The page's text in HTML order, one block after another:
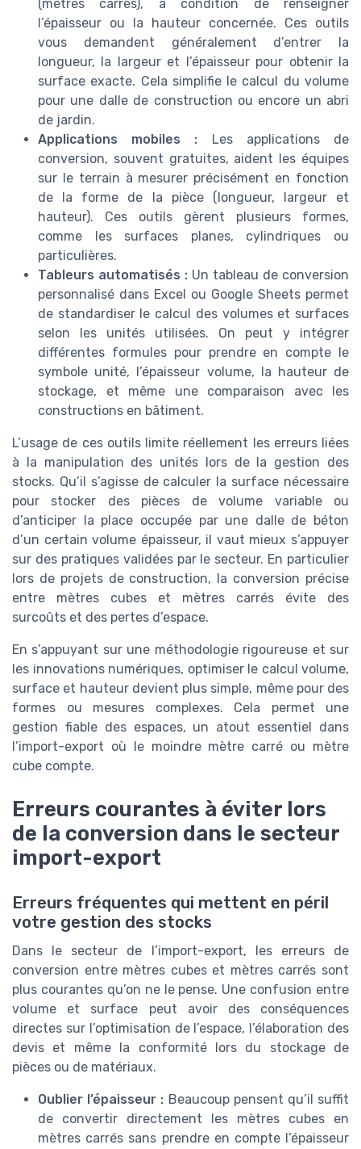
(mètres carrés), à condition de renseigner
l’épaisseur ou la hauteur concernée. Ces outils
vous demandent généralement d’entrer la
longueur, la largeur et l’épaisseur pour obtenir la
surface exacte. Cela simplifie le calcul du volume
pour une dalle de construction ou encore un abri
de jardin.
Applications mobiles : Les applications de
conversion, souvent gratuites, aident les équipes
sur le terrain à mesurer précisément en fonction
de la forme de la pièce (longueur, largeur et
hauteur). Ces outils gèrent plusieurs formes,
comme les surfaces planes, cylindriques ou
particulières.
Tableurs automatisés : Un tableau de conversion
personnalisé dans Excel ou Google Sheets permet
de standardiser le calcul des volumes et surfaces
selon les unités utilisées. On peut y intégrer
différentes formules pour prendre en compte le
symbole unité, l’épaisseur volume, la hauteur de
stockage, et même une comparaison avec les
constructions en bâtiment.
L’usage de ces outils limite réellement les erreurs liées
à la manipulation des unités lors de la gestion des
stocks. Qu’il s’agisse de calculer la surface nécessaire
pour stocker des pièces de volume variable ou
d’anticiper la place occupée par une dalle de béton
d’un certain volume épaisseur, il vaut mieux s’appuyer
sur des pratiques validées par le secteur. En particulier
lors de projets de construction, la conversion précise
entre mètres cubes et mètres carrés évite des
surcoûts et des pertes d’espace.
En s’appuyant sur une méthodologie rigoureuse et sur
les innovations numériques, optimiser le calcul volume,
surface et hauteur devient plus simple, même pour des
formes ou mesures complexes. Cela permet une
gestion fiable des espaces, un atout essentiel dans
l’import-export où le moindre mètre carré ou mètre
cube compte.
Erreurs courantes à éviter lors
de la conversion dans le secteur
import-export
Erreurs fréquentes qui mettent en péril
votre gestion des stocks
Dans le secteur de l’import-export, les erreurs de
conversion entre mètres cubes et mètres carrés sont
plus courantes qu’on ne le pense. Une confusion entre
volume et surface peut avoir des conséquences
directes sur l’optimisation de l’espace, l’élaboration des
devis et même la conformité lors du stockage de
pièces ou de matériaux.
Oublier l’épaisseur : Beaucoup pensent qu’il suffit
de convertir directement les mètres cubes en
mètres carrés sans prendre en compte l’épaisseur